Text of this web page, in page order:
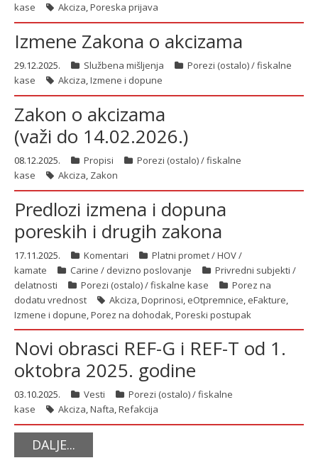
kase
Akciza,Poreska prijava
Izmene Zakona o akcizama
29.12.2025. Službena mišljenja
Porezi (ostalo) / fiskalne
kase
Akciza,Izmene i dopune
Zakon o akcizama
(važi do 14.02.2026.)
08.12.2025. Propisi
Porezi (ostalo) / fiskalne
kase
Akciza, Zakon
Predlozi izmena i dopuna
poreskih i drugih zakona
17.11.2025. Komentari
Platni promet / HOV /
kamate
Carine / devizno poslovanje
Privredni subjekti /
delatnosti
Porezi (ostalo) / fiskalne kase
Porez na
dodatu vrednost
Akciza,Doprinosi, eOtpremnice, eFakture,
Izmene i dopune,Porez na dohodak,Poreski postupak
Novi obrasci REF-G i REF-T od 1.
oktobra 2025. godine
03.10.2025. Vesti
Porezi (ostalo) / fiskalne
kase
Akciza,Nafta,Refakcija
DALJE...